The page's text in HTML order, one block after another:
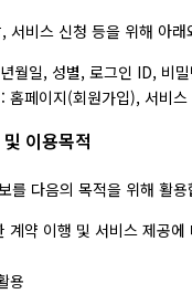
서비스 신청 등을 위해 아
월일, 성별, 로그인 ID, 비
홈페이지(회원가입), 서비
이용목적
를 다음의 목적을 위해 활용
계약 이행 및 서비스 제공에
용